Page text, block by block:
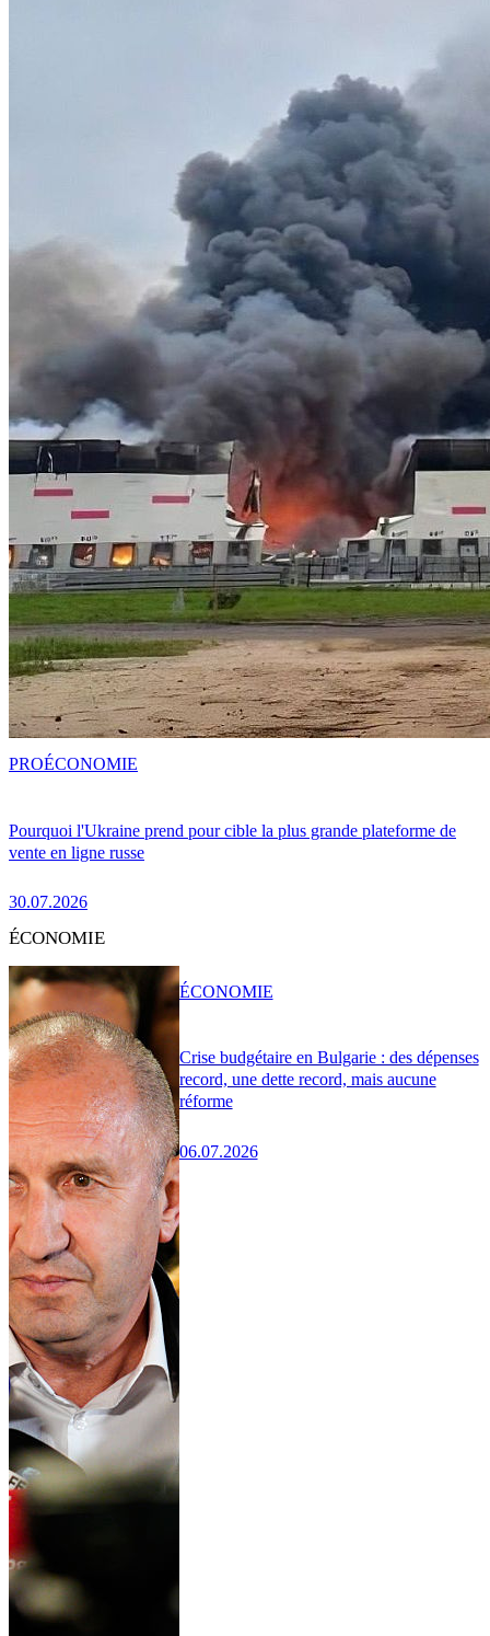
Pourquoi l'Ukraine prend pour cible la plus grande plateforme de
vente en ligne russe
30.07.2026
PROÉCONOMIE
ÉCONOMIE
Crise budgétaire en Bulgarie : des dépenses
record, une dette record, mais aucune
réforme
06.07.2026
ÉCONOMIE